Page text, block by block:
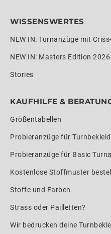
WISSENSWERTES
NEW IN: Turnanzüge mit
NEW IN: Masters Edition 2026
Stories
KAUFHILFE &
Größentabellen
Probieranzüge für
Probieranzüge für Basic
Kostenlose Stoffmuster
Stoffe und Farben
Strass oder Pailletten?
Wir bedrucken deine